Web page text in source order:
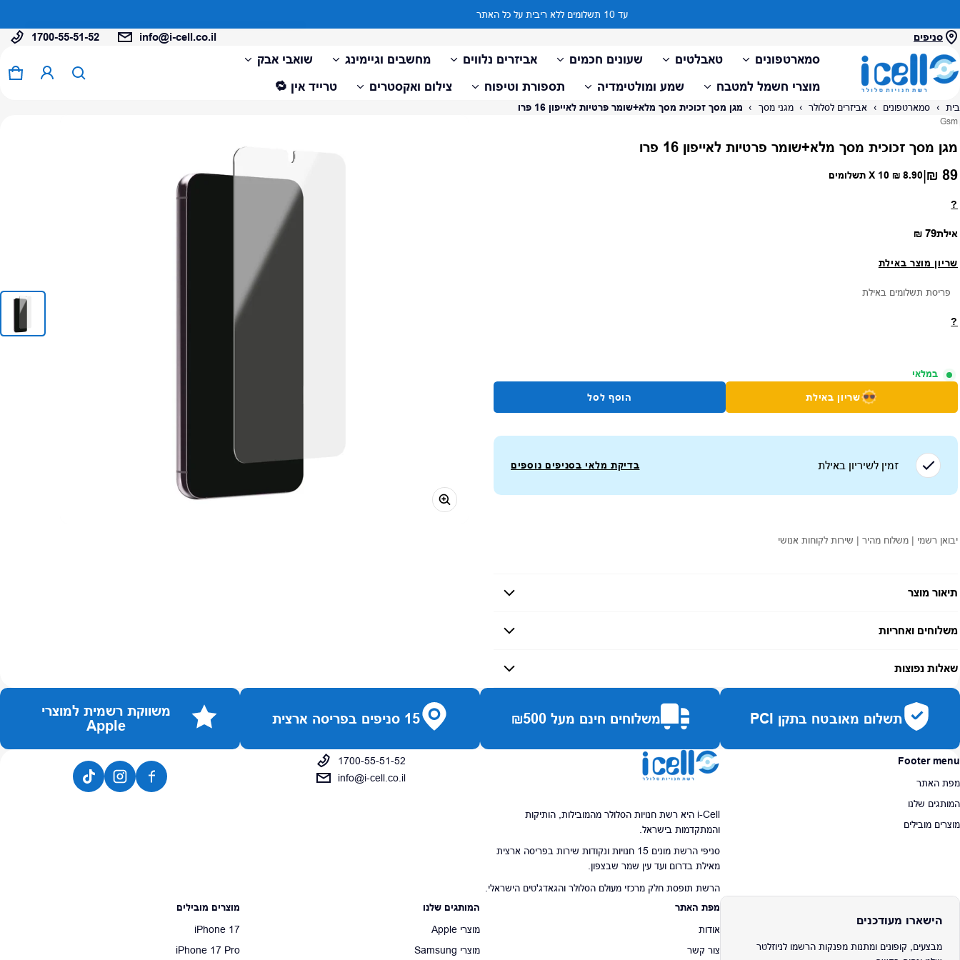
עד 10 תשלומים ללא ריבית על כל האתר
…
סניפים 1700-55-51-52 info@i-cell.co.il
סמארטפונים טאבלטים שעונים חכמים אביזרים נלווים מחשבים וגיימינג
שואבי אבק
מוצרי חשמל למטבח
שמע ומולטימדיה תספורת וטיפוח צילום ואקסטרים טרייד אין 🔁
0 פריטים
בית › סמארטפונים › אביזרים לסלולר › מגני מסך › מגן מסך זכוכית מסך מלא+שומר פרטיות לאייפון 16 פרו
ספק:
Gsm
מגן מסך זכוכית מסך מלא+שומר פרטיות לאייפון 16 פרו
מחיר רגיל
89 ₪
|
8.90 ₪ X 10 תשלומים
?
אילתמחיר רגיל
79 ₪
שריון מוצר באילת
פריסת תשלומים באילת
?
במלאי
שריון באילת הוסף לסל
זמין לשיריון באילת בדיקת מלאי בסניפים נוספים
יבואן רשמי | משלוח מהיר | שירות לקוחות אנושי
תיאור מוצר
משלוחים ואחריות
זמן אספקה: עד 7 ימי עסקים
שאלות נפוצות
כמה זמן משלוח?
האם ניתן לחלק תשלומים?כן, עד 10 תשלומים ללא ריבית.
תשלום מאובטח בתקן PCI משלוחים חינם מעל ₪500 15 סניפים בפריסה ארצית
משווקת רשמית למוצרי
Apple
Footer menu
מפת האתר
המותגים שלנו
מוצרים מובילים
i-Cell היא רשת חנויות הסלולר מהמובילות, הותיקות
והמתקדמות בישראל.
סניפי הרשת מונים 15 חנויות ונקודות שירות בפריסה ארצית
מאילת בדרום ועד עין שמר שבצפון.
הרשת תופסת חלק מרכזי מעולם הסלולר והגאדג'טים הישראלי.
1700-55-51-52
info@i-cell.co.il
הישארו מעודכנים
מבצעים, קופונים ומתנות מפנקות הרשמו לניוזלטר
מפת האתר
אודות
צור קשר
המותגים שלנו
מוצרי Apple
מוצרי Samsung
מוצרים מובילים
iPhone 17
iPhone 17 Pro